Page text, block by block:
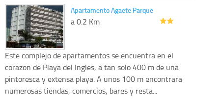
Apartamento Agaete Parque
a 0.2 Km
Este complejo de apartamentos se encuentra en el
corazon de Playa del Ingles, a tan solo 400 m de una
pintoresca y extensa playa. A unos 100 m encontrara
numerosas tiendas, comercios, bares y resta...